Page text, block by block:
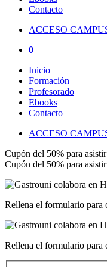
Contacto
ACCESO
0
Inicio
Formación
Profesorado
Ebooks
Contacto
ACCESO
Cupón del 50% para
Cupón del 50% para
Rellena el formulario para
Rellena el formulario para